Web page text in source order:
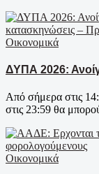
Οικονομικά
ΔΥΠΑ 2026:
Από σήμερα στις
στις 23:59 θα
Οικονομικά